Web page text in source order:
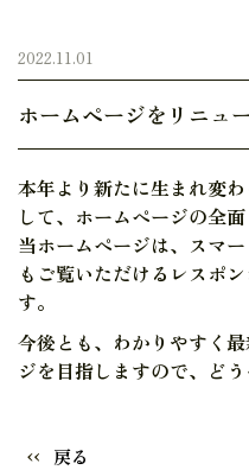
2022.11.01
ホームページをリニュ
本年より新たに生まれ変
して、ホームページの全
当ホームページは、スマ
もご覧いただけるレスポ
す。
今後とも、わかりやすく
ジを目指しますので、どう
戻る